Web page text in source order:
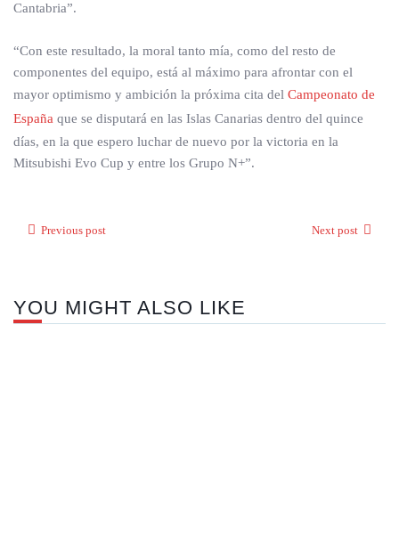
Cantabria”.
“Con este resultado, la moral tanto mía, como del resto de
componentes del equipo, está al máximo para afrontar con el
mayor optimismo y ambición la próxima cita del Campeonato de
España que se disputará en las Islas Canarias dentro del quince
días, en la que espero luchar de nuevo por la victoria en la
Mitsubishi Evo Cup y entre los Grupo N+”.
Previous post Next post
YOU MIGHT ALSO LIKE